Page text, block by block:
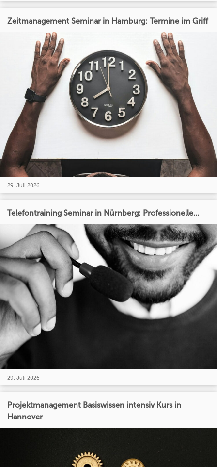
Zeitmanagement Seminar in Hamburg: Termine im Griff
29. Juli 2026
Telefontraining Seminar in Nürnberg: Professionelle...
29. Juli 2026
Projektmanagement Basiswissen intensiv Kurs in
Hannover